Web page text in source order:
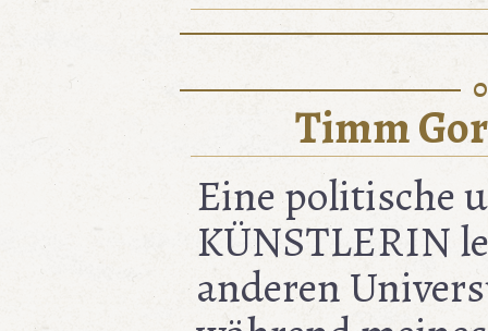
Timm
Eine politische
KÜNSTLERIN
anderen